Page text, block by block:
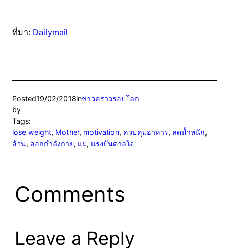
ที่มา: Dailymail
Posted19/02/2018inข่าวคราวรอบโลก
by
Tags:
lose weight, Mother, motivation, ควบคุมอาหาร, ลดน้ำหนัก
อ้วน, ออกกำลังกาย, แม่, แรงบันดาลใจ
Comments
Leave a Reply